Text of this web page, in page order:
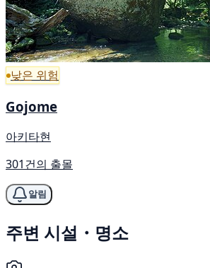
낮은 위험
Gojome
아키타현
301건의 출몰
알림
주변 시설・명소